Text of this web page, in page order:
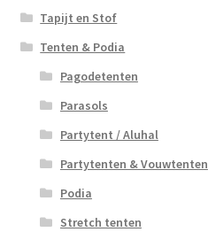
Tapijt en Stof
Tenten & Podia
Pagodetenten
Parasols
Partytent / Aluhal
Partytenten & Vouwtenten
Podia
Stretch tenten